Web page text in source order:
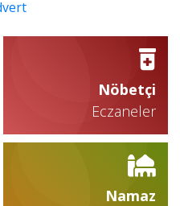
Nöbetçi
Eczaneler
Namaz